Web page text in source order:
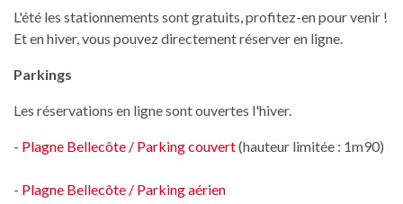
L'été les stationnements sont gratuits, profitez-en pour venir !
Et en hiver, vous pouvez directement réserver en ligne.
Parkings
Les réservations en ligne sont ouvertes l'hiver.
- Plagne Bellecôte / Parking couvert(hauteur limitée : 1m90)
- Plagne Bellecôte / Parking aérien